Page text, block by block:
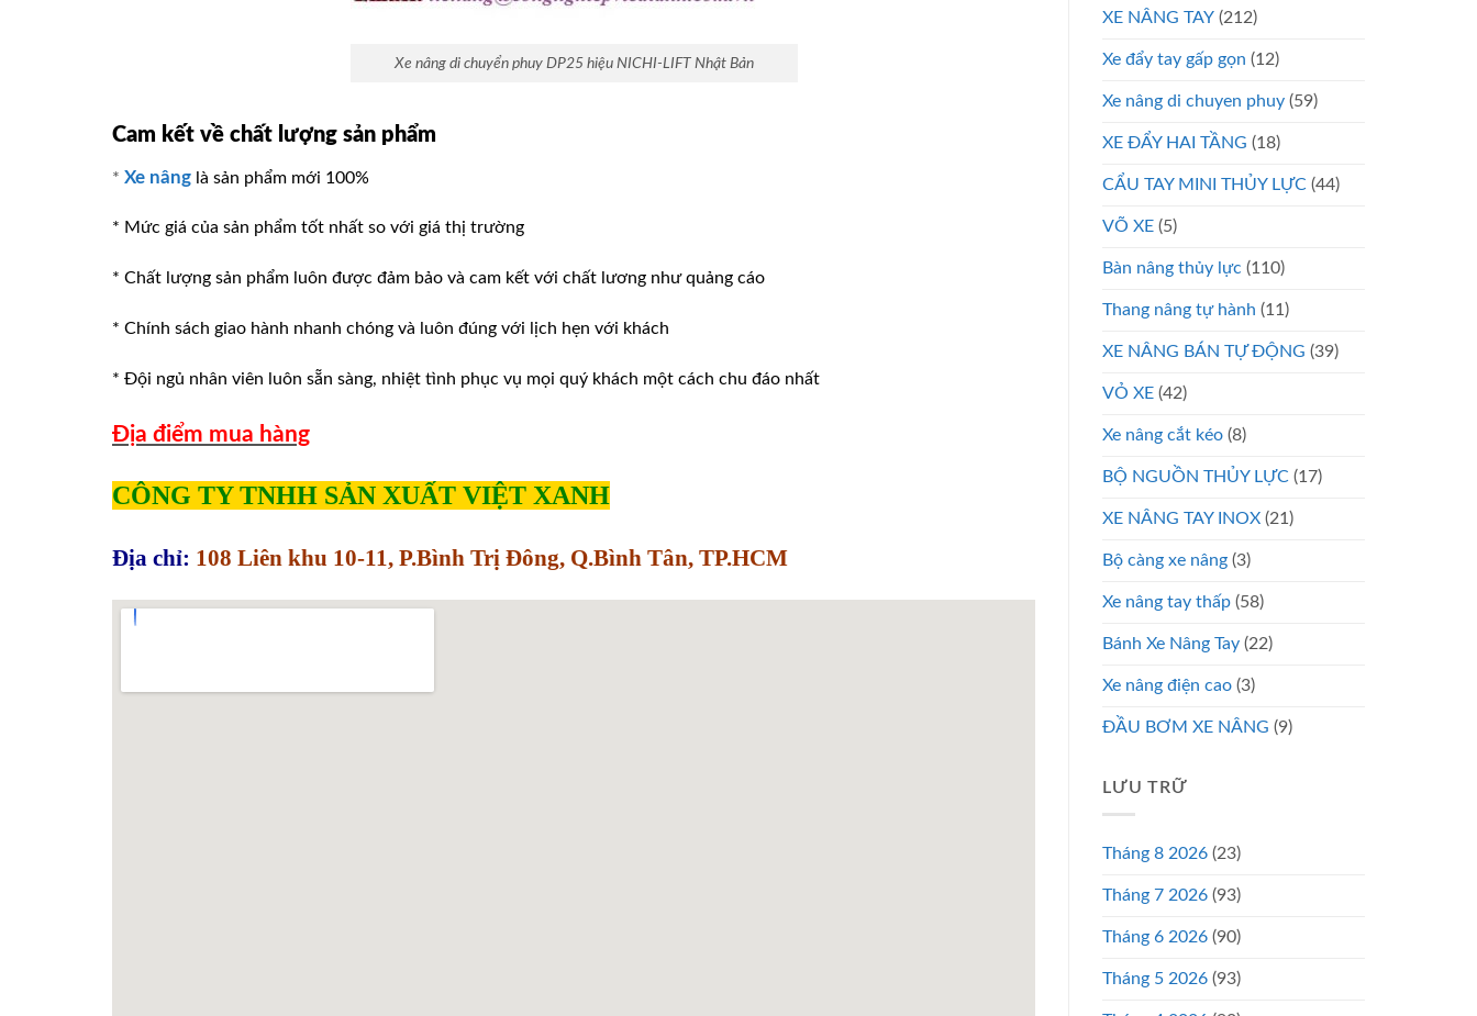
Xe nâng di chuyển phuy DP25 hiệu NICHI-LIFT Nhật Bản
Cam kết về chất lượng sản phẩm
* Xe nâng là sản phẩm mới 100%
* Mức giá của sản phẩm tốt nhất so với giá thị trường
* Chất lượng sản phẩm luôn được đảm bảo và cam kết với chất lương như quảng cáo
* Chính sách giao hành nhanh chóng và luôn đúng với lịch hẹn với khách
* Đội ngủ nhân viên luôn sẵn sàng, nhiệt tình phục vụ mọi quý khách một cách chu đáo nhất
Địa điểm mua hàng
CÔNG TY TNHH SẢN XUẤT VIỆT XANH
Địa chỉ: 108 Liên khu 10-11, P.Bình Trị Đông, Q.Bình Tân, TP.HCM
XE NÂNG TAY (212)
Xe đẩy tay gấp gọn (12)
Xe nâng di chuyen phuy (59)
XE ĐẨY HAI TẦNG (18)
CẨU TAY MINI THỦY LỰC (44)
VÕ XE (5)
Bàn nâng thủy lực (110)
Thang nâng tự hành (11)
XE NÂNG BÁN TỰ ĐỘNG (39)
VỎ XE (42)
Xe nâng cắt kéo (8)
BỘ NGUỒN THỦY LỰC (17)
XE NÂNG TAY INOX (21)
Bộ càng xe nâng (3)
Xe nâng tay thấp (58)
Bánh Xe Nâng Tay (22)
Xe nâng điện cao (3)
ĐẦU BƠM XE NÂNG (9)
LƯU TRỮ
Tháng 8 2026 (23)
Tháng 7 2026 (93)
Tháng 6 2026 (90)
Tháng 5 2026 (93)